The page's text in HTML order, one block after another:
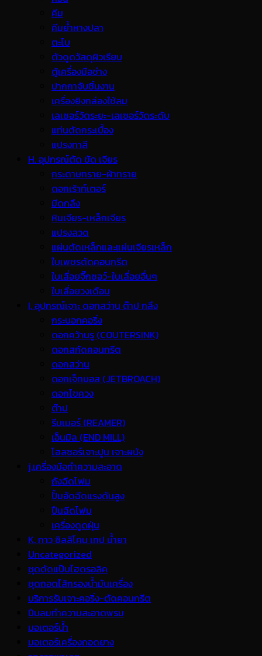
คีม
คีมย้ำหางปลา
ตะไบ
ตัวดูดวัสดุผิวเรียบ
ตู้เครื่องมือช่าง
ปากกาจับชิ้นงาน
เครื่องยิงกล่องใช้ลม
เลเซอร์วัดระยะ-เลเซอร์วัดระดับ
แท่นตัดกระเบื้อง
แปรงทาสี
H. อุปกรณ์ตัด ขัด เจียร
กระดาษทราย-ผ้าทราย
ดอกเร้าท์เตอร์
มีดกลึง
หินเจียร-เหล็กเจียร
แปรงลวด
แผ่นตัดเหล็กและแผ่นเจียรเหล็ก
ใบเพชรตัดคอนกรีต
ใบเลื่อยจิ๊กซอว์-ใบเลื่อยอื่นๆ
ใบเลื่อยวงเดือน
I. อุปกรณ์เจาะ ดอกสว่าน ต๊าป กลึง
กระบอกคอริ่ง
ดอกคว้านรู (COUTERSINK)
ดอกสกัดคอนกรีต
ดอกสว่าน
ดอกเจ็ทบอส (JETBROACH)
ดอกไขควง
ต๊าป
รีมเมอร์ (REAMER)
เอ็นมิล (END MILL)
โฮลซอร์เจาะปูน เจาะผนัง
j.เครื่องมือทำความสะอาด
ถังฉีดโฟม
ปั้มอัดฉีดแรงดันสูง
ปืนฉีดโฟม
เครื่องดูดฝุ่น
K. กาว ซิลลิโคน เทป น้ำยา
Uncategorized
ชุดดัดแป๊บไฮดรอลิค
ชุดถอดไส้กรองน้ำมันเครื่อง
บริการรับเจาะคอริ่ง-ตัดคอนกรีต
ปืนลมทำความสะอาดพรม
มอเตอร์น้ำ
มอเตอร์เครื่องถอดยาง